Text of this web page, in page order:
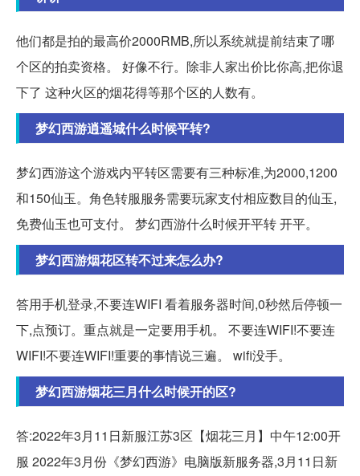
他们都是拍的最高价2000RMB,所以系统就提前结束了哪
个区的拍卖资格。 好像不行。除非人家出价比你高,把你退
下了 这种火区的烟花得等那个区的人数有。
梦幻西游逍遥城什么时候平转?
梦幻西游这个游戏内平转区需要有三种标准,为2000,1200
和150仙玉。角色转服服务需要玩家支付相应数目的仙玉,
免费仙玉也可支付。 梦幻西游什么时候开平转 开平。
梦幻西游烟花区转不过来怎么办?
答用手机登录,不要连WIFI 看着服务器时间,0秒然后停顿一
下,点预订。重点就是一定要用手机。 不要连WIFI!不要连
WIFI!不要连WIFI!重要的事情说三遍。 wifi没手。
梦幻西游烟花三月什么时候开的区?
答:2022年3月11日新服江苏3区【烟花三月】中午12:00开
服 2022年3月份《梦幻西游》电脑版新服务器,3月11日新